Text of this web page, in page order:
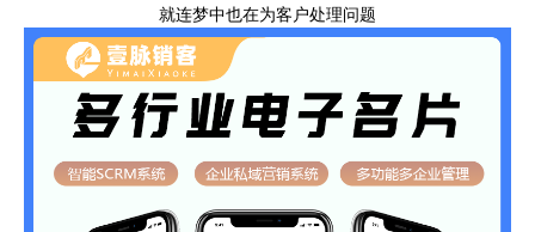
就连梦中也在为客户处理问题